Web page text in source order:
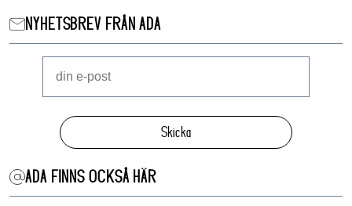
NYHETSBREV FRÅN ADA
Skicka
ADA FINNS OCKSÅ HÄR